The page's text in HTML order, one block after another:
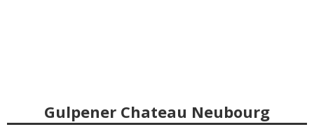
Gulpener Chateau Neubourg